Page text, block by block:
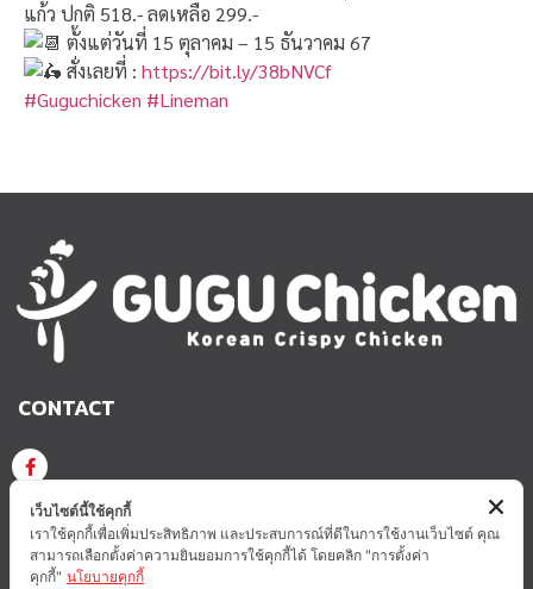
แก้ว ปกติ 518.- ลดเหลือ 299.-
ตั้งแต่วันที่ 15 ตุลาคม – 15 ธันวาคม 67
สั่งเลยที่ : https://bit.ly/38bNVCf
#Guguchicken #Lineman
CONTACT
GUGU CHICKEN KOREAN CRISPY CHICKEN
GUGUCHICKEN.OFFICIAL
เว็บไซต์นี้ใช้คุกกี้
เราใช้คุกกี้เพื่อเพิ่มประสิทธิภาพ และประสบการณ์ที่ดีในการใช้งานเว็บไซต์ คุณ
สามารถเลือกตั้งค่าความยินยอมการใช้คุกกี้ได้ โดยคลิก "การตั้งค่า
คุกกี้" นโยบายคุกกี้